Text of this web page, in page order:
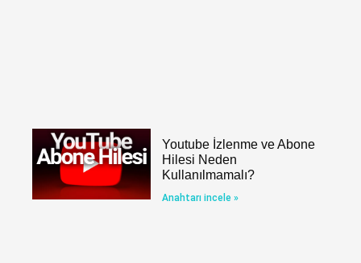
Youtube İzlenme ve Abone
Hilesi Neden
Kullanılmamalı?
Anahtarı incele »